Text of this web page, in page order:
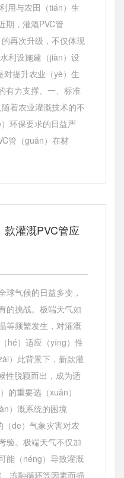
用与农田（tián）生
期，灌溉PVC管
的再次升级，不仅体现
利设施建（jiàn）设
对提升农业（yè）生
有力支撑。一、标准
着农业灌溉技术的不
环保要求的日益严
管（guǎn）在材
灌溉PVC管应
球气候的日益多变，
的挑战。极端天气如
等频繁发生，对灌溉
hé）适应（yīng）性
）此背景下，新款灌
性脱颖而出，成为适
的重要选（xuǎn）
）溉系统的困境
（de）气象灾害对农
验。极端天气不仅加
能（néng）导致灌溉
冻融循环等因素而损